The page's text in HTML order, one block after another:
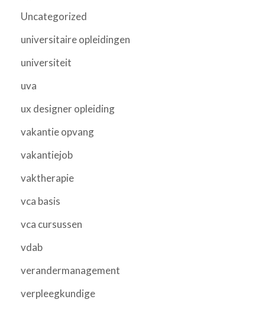
Uncategorized
universitaire opleidingen
universiteit
uva
ux designer opleiding
vakantie opvang
vakantiejob
vaktherapie
vca basis
vca cursussen
vdab
verandermanagement
verpleegkundige